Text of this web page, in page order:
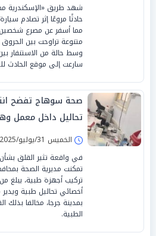
شهد طريق «الإسكندرية
حادثًا مروعًا إثر تصادم
متنوعة تراوحت بين
وسط حالة من الاستنفار
سارعت إلى موقع الحادث
صحة سوهاج تفضح
تحاليل داخل معمل
الخميس 31/يوليو/2025 - 08:26 م
في واقعة تثير القلق بشأن
تمكنت مديرية الصحة
أخصائي تحاليل طبية
بمدينة جرجا، مخالفا بذلك
الطبية.